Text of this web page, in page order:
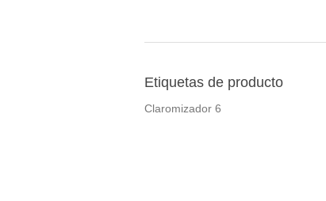
Etiquetas de producto
Claromizador 6